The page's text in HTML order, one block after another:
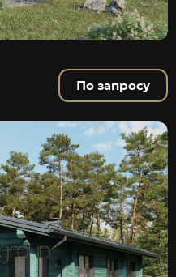
По запросу